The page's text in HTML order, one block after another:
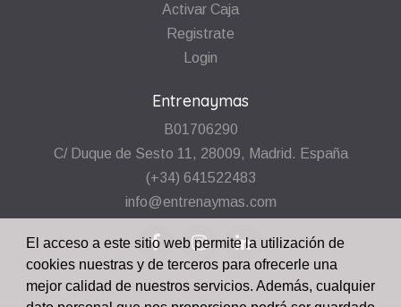
Activar Caja
Registrate
Login
Entrenaymas
B01706290
C/ Duque de Sesto 11, 28009, Madrid. España
(+34) 641522483
info@entrenaymas.com
El acceso a este sitio web permite la utilización de
cookies nuestras y de terceros para ofrecerle una
mejor calidad de nuestros servicios. Además, cualquier